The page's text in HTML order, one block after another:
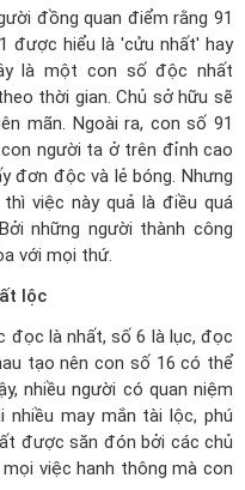
đồng quan điểm rằng 91
được hiểu là 'cửu nhất' hay
là một con số độc nhất
thời gian. Chủ sở hữu sẽ
mãn. Ngoài ra, con số 91
người ta ở trên đỉnh cao
đơn độc và lẻ bóng. Nhưng
việc này quả là điều quá
những người thành công
với mọi thứ.
lộc
đọc là nhất, số 6 là lục, đọc
tạo nên con số 16 có thể
nhiều người có quan niệm
may mắn tài lộc, phú
được săn đón bởi các chủ
việc hanh thông mà con